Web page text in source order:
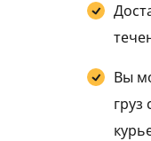
Вы
груз